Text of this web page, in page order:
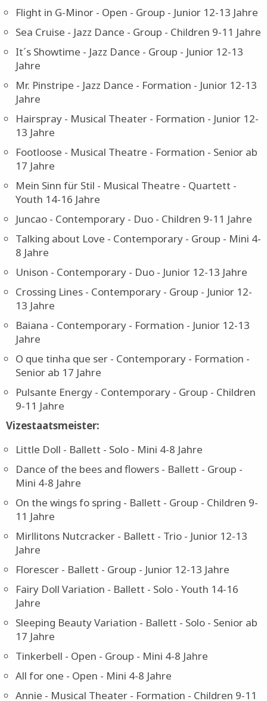
Tarantella - National Folklore - Group - Youth 14-16
Jahre
Flight in G-Minor - Open - Group - Junior 12-13 Jahre
Sea Cruise - Jazz Dance - Group - Children 9-11 Jahre
It´s Showtime - Jazz Dance - Group - Junior 12-13
Jahre
Mr. Pinstripe - Jazz Dance - Formation - Junior 12-13
Jahre
Hairspray - Musical Theater - Formation - Junior 12-
13 Jahre
Footloose - Musical Theatre - Formation - Senior ab
17 Jahre
Mein Sinn für Stil - Musical Theatre - Quartett -
Youth 14-16 Jahre
Juncao - Contemporary - Duo - Children 9-11 Jahre
Talking about Love - Contemporary - Group - Mini 4-
8 Jahre
Unison - Contemporary - Duo - Junior 12-13 Jahre
Crossing Lines - Contemporary - Group - Junior 12-
13 Jahre
Baiana - Contemporary - Formation - Junior 12-13
Jahre
O que tinha que ser - Contemporary - Formation -
Senior ab 17 Jahre
Pulsante Energy - Contemporary - Group - Children
Little Doll - Ballett - Solo - Mini 4-8 Jahre
Dance of the bees and flowers - Ballett - Group -
Mini 4-8 Jahre
On the wings fo spring - Ballett - Group - Children 9-
11 Jahre
Mirllitons Nutcracker - Ballett - Trio - Junior 12-13
Jahre
Florescer - Ballett - Group - Junior 12-13 Jahre
Fairy Doll Variation - Ballett - Solo - Youth 14-16
Jahre
Sleeping Beauty Variation - Ballett - Solo - Senior ab
17 Jahre
Tinkerbell - Open - Group - Mini 4-8 Jahre